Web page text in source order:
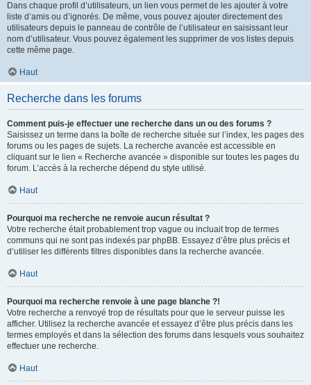
Dans chaque profil d’utilisateurs, un lien vous permet de les ajouter à votre
liste d’amis ou d’ignorés. De même, vous pouvez ajouter directement des
utilisateurs depuis le panneau de contrôle de l’utilisateur en saisissant leur
nom d’utilisateur. Vous pouvez également les supprimer de vos listes depuis
cette même page.
Haut
Recherche dans les forums
Comment puis-je effectuer une recherche dans un ou des forums ?
Saisissez un terme dans la boîte de recherche située sur l’index, les pages des
forums ou les pages de sujets. La recherche avancée est accessible en
cliquant sur le lien « Recherche avancée » disponible sur toutes les pages du
forum. L’accès à la recherche dépend du style utilisé.
Haut
Pourquoi ma recherche ne renvoie aucun résultat ?
Votre recherche était probablement trop vague ou incluait trop de termes
communs qui ne sont pas indexés par phpBB. Essayez d’être plus précis et
d’utiliser les différents filtres disponibles dans la recherche avancée.
Haut
Pourquoi ma recherche renvoie à une page blanche ?!
Votre recherche a renvoyé trop de résultats pour que le serveur puisse les
afficher. Utilisez la recherche avancée et essayez d’être plus précis dans les
termes employés et dans la sélection des forums dans lesquels vous souhaitez
effectuer une recherche.
Haut